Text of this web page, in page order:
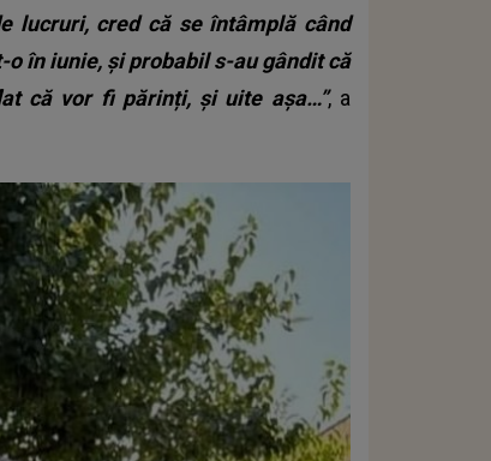
lucruri, cred că se întâmplă când
o în iunie, și probabil s-au gândit că
că vor fi părinți, și uite așa…”, a